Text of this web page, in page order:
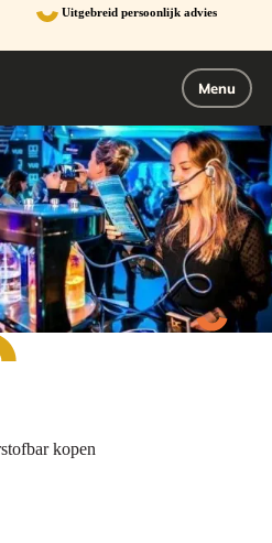
Menu
Uitgebreid persoonlijk advies
kopen